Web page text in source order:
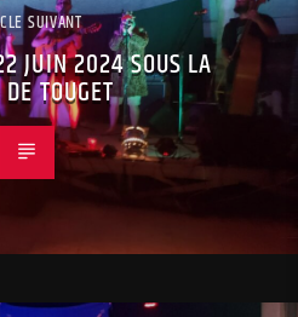
SUIVANT
JUIN 2024 SOUS LA
TOUGET